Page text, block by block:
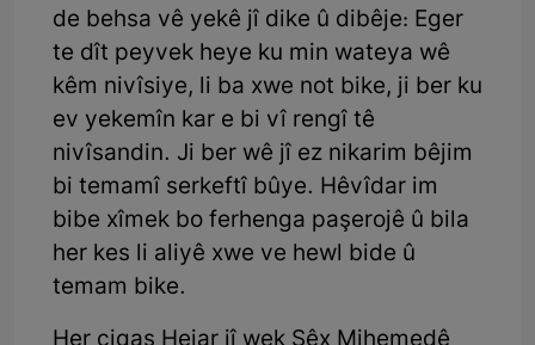
de behsa vê yekê jî dike û dibêje: Eger
te dît peyvek heye ku min wateya wê
kêm nivîsiye, li ba xwe not bike, ji ber ku
ev yekemîn kar e bi vî rengî tê
nivîsandin. Ji ber wê jî ez nikarim bêjim
bi temamî serkeftî bûye. Hêvîdar im
bibe xîmek bo ferhenga paşerojê û bila
her kes li aliyê xwe ve hewl bide û
temam bike.